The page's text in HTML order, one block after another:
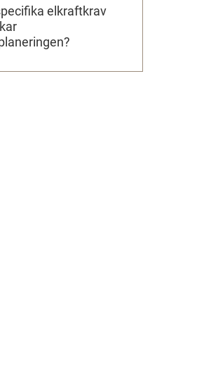
elkraftkrav